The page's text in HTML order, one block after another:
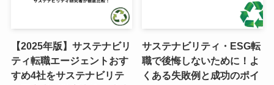
【2025年版】サステナビリ
ティ転職エージェントおす
すめ4社をサステナビリテ
サステナビリティ・ESG転
職で後悔しないために！よ
くある失敗例と成功のポイ